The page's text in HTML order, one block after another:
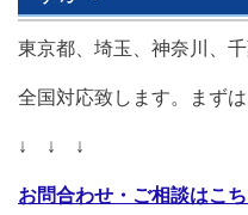
東京都、埼玉、神奈川、
全国対応致します。まず
↓ ↓ ↓
お問合わせ・ご相談はこ